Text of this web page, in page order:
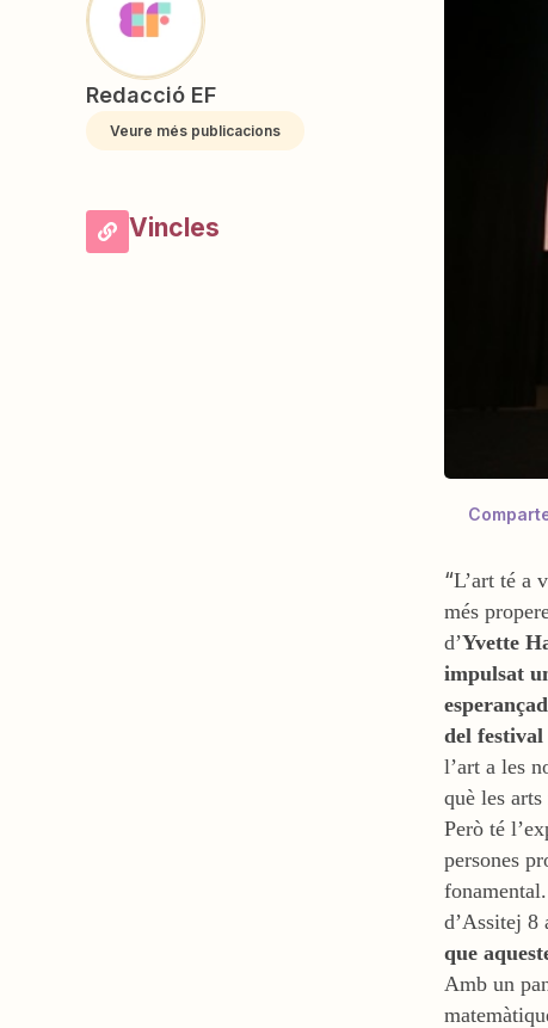
Redacció EF
Veure més publicacions
Vincles
“L’art té a
més
d’Yvette
impulsat
del
l’art a les
què les
Però té
persones
fonamental.
d’Assitej 8
que
Amb un